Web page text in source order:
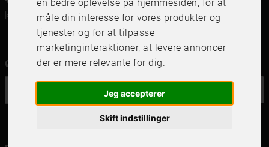
en bedre oplevelse på hjemmesiden, for at
måle din interesse for vores produkter og
tjenester og for at tilpasse
marketinginteraktioner,at levere annoncer
der er mere relevante for dig.
Jeg accepterer
Skift indstillinger
kundservice@frameit.se
Ønsker du vores nyhedsbrev?